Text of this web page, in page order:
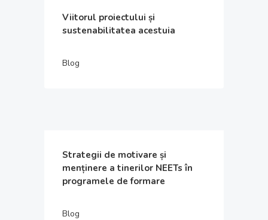
Viitorul proiectului și
sustenabilitatea acestuia
Blog
Strategii de motivare și
menținere a tinerilor NEETs în
programele de formare
Blog